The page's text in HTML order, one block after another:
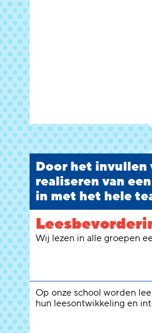
Door het invullen
realiseren van
in met het hele
Wij lezen in alle groepen
Op onze school worden
hun leesontwikkeling en